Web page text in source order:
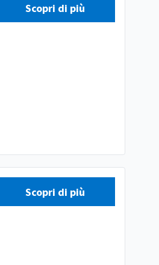
Scopri di più
Scopri di più